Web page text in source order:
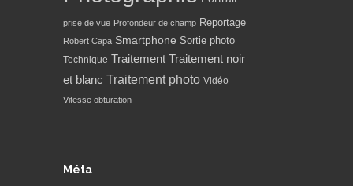
prise de vue Profondeur de champ Reportage
Robert Capa Smartphone Sortie photo
Technique Traitement Traitement noir
et blanc Traitement photo Vidéo
Vitesse obturation
Méta